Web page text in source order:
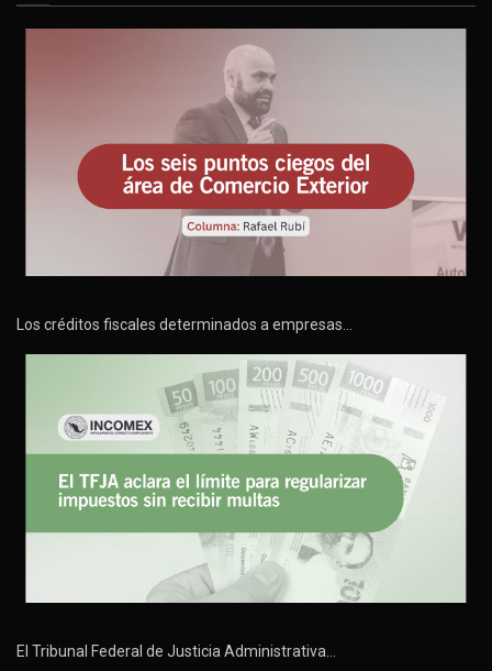
Los créditos fiscales determinados a empresas…
El Tribunal Federal de Justicia Administrativa…